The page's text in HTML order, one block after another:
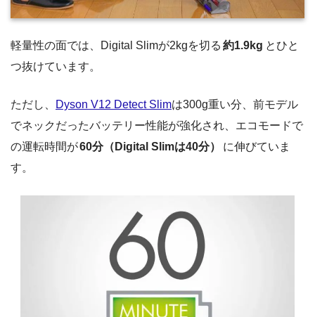
軽量性の面では、Digital Slimが2kgを切る 約1.9kg とひと
つ抜けています。
ただし、 Dyson V12 Detect Slimは300g重い分、前モデル
でネックだったバッテリー性能が強化され、エコモードで
の運転時間が60分（Digital Slimは40分）
に伸びていま
す。